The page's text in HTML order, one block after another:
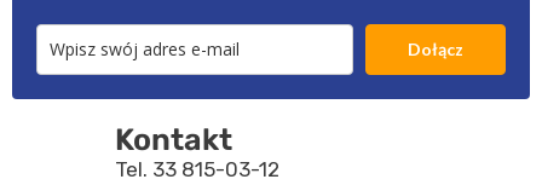
Dołącz
Kontakt
Tel. 33 815-03-12